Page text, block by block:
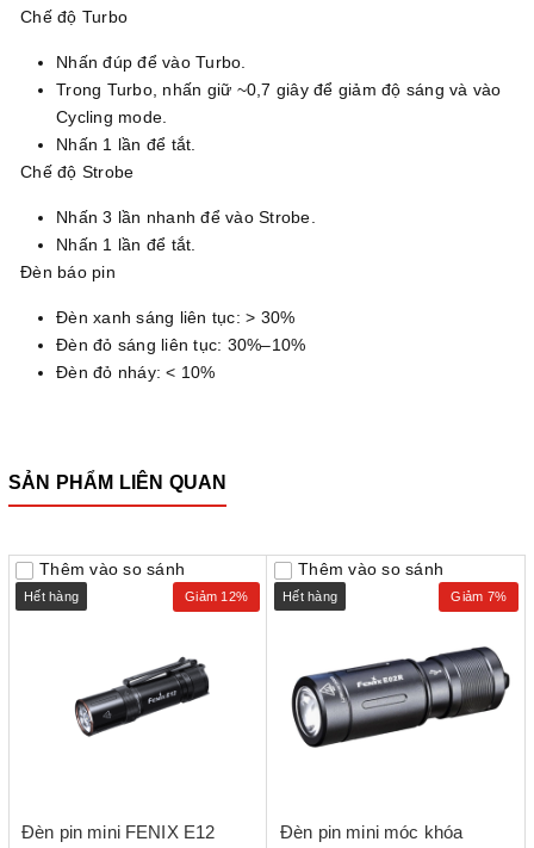
Chế độ Turbo
Nhấn đúp để vào Turbo.
Trong Turbo, nhấn giữ ~0,7 giây để giảm độ sáng và vào
Cycling mode.
Nhấn 1 lần để tắt.
Chế độ Strobe
Nhấn 3 lần nhanh để vào Strobe.
Nhấn 1 lần để tắt.
Đèn báo pin
Đèn xanh sáng liên tục: > 30%
Đèn đỏ sáng liên tục: 30%–10%
Đèn đỏ nháy: < 10%
SẢN PHẨM LIÊN QUAN
Thêm vào so sánh
Hết hàng Giảm 12%
Đèn pin mini FENIX E12
Thêm vào so sánh
Hết hàng Giảm 7%
Đèn pin mini móc khóa